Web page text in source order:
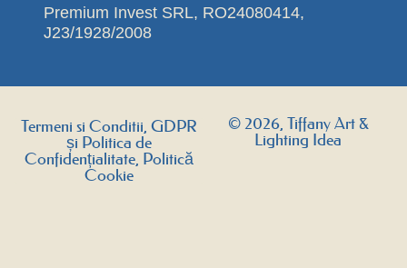
Premium Invest SRL, RO24080414,
J23/1928/2008
Termeni si Conditii, GDPR
și Politica de
Confidențialitate, Politică
Cookie
© 2026, Tiffany Art &
Lighting Idea